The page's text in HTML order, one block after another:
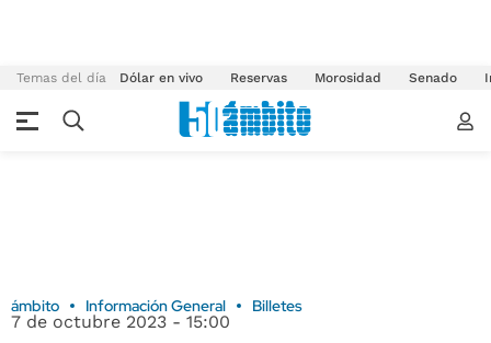
Temas del día Dólar en vivo Reservas Morosidad Senado
ámbito Información General Billetes
7 de octubre 2023 - 15:00